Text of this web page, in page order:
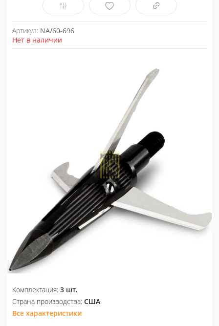
Артикул: NA/60-696
Нет в наличии
Комплектация: 3 шт.
Страна производства: США
Все характеристики